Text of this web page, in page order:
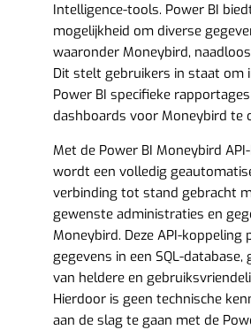
Intelligence-tools. Power BI
mogelijkheid om diverse
waaronder Moneybird,
Dit stelt gebruikers in staat om
Power BI specifieke
dashboards voor Moneybird te
Met de Power BI Moneybird
wordt een volledig
verbinding tot stand gebracht
gewenste administraties en
Moneybird. Deze API-koppeling
gegevens in een SQL-database,
van heldere en
Hierdoor is geen technische
aan de slag te gaan met de